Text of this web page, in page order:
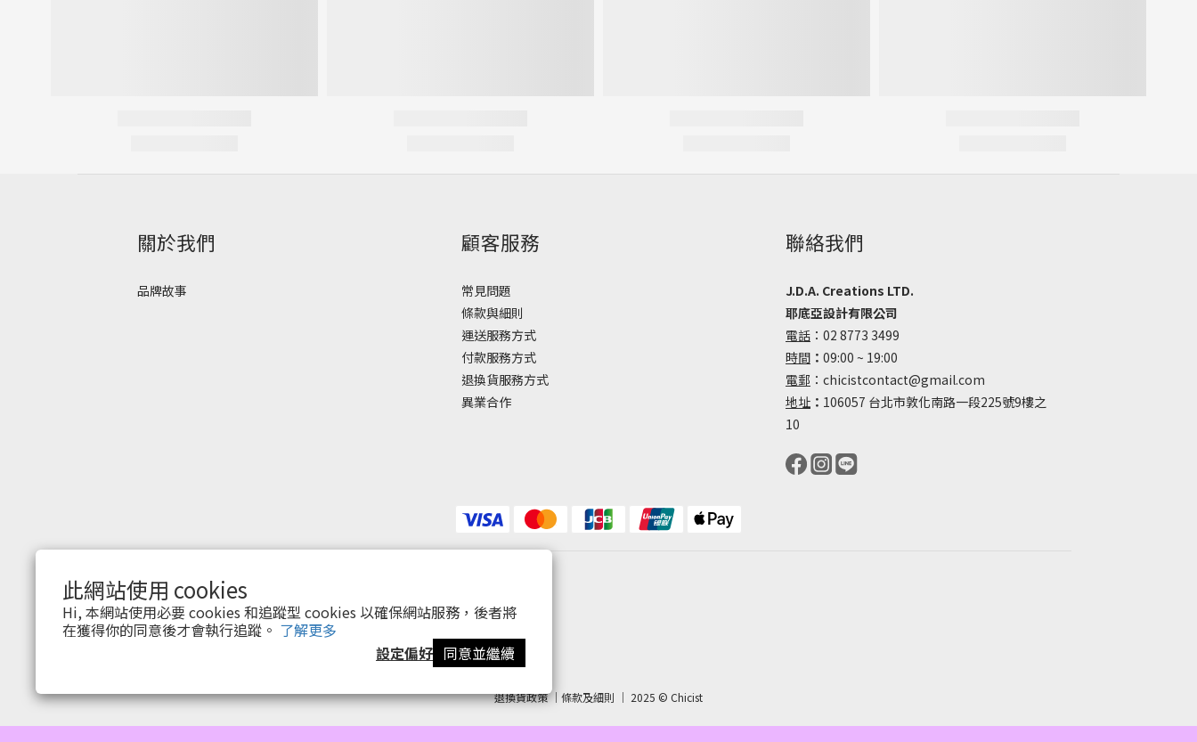
此網站使用 cookies
Hi, 本網站使用必要 cookies 和追蹤型 cookies 以確保網站服務，後者將
在獲得你的同意後才會執行追蹤。 了解更多
設定偏好 同意並繼續
關於我們
品牌故事
顧客服務
常見問題
條款與細則
運送服務方式
付款服務方式
退換貨服務方式
異業合作
聯絡我們
J.D.A. Creations LTD.
耶底亞設計有限公司
電話 ：02 8773 3499
時間 ： 09:00 ~ 19:00
電郵 ：chicistcontact@gmail.com
地址 ： 106057 台北市敦化南路一段225號9樓之
10
$TWD 繁體中文
退換貨政策 ｜條款及細則 ｜ 2025 © Chicist